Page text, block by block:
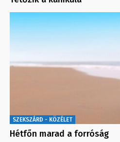
SZEKSZÁRD - KÖZÉLET
Hétfőn marad a forróság